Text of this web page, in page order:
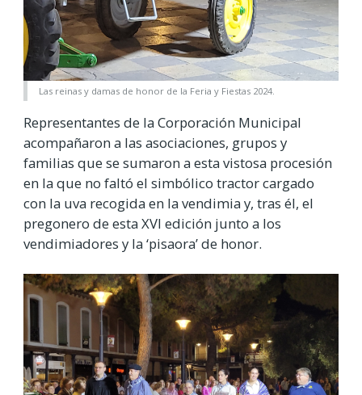
Las reinas y damas de honor de la Feria y Fiestas 2024.
Representantes de la Corporación Municipal
acompañaron a las asociaciones, grupos y
familias que se sumaron a esta vistosa procesión
en la que no faltó el simbólico tractor cargado
con la uva recogida en la vendimia y, tras él, el
pregonero de esta XVI edición junto a los
vendimiadores y la ‘pisaora’ de honor.